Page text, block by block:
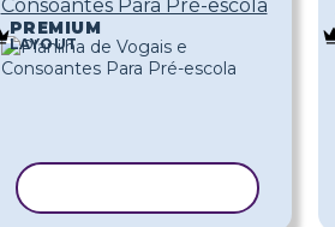
Consoantes Para Pré-escola
PREMIUM
LAYOUT